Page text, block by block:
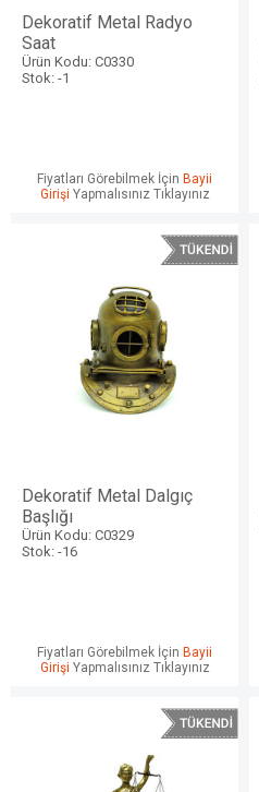
Dekoratif Metal Radyo
Saat
Ürün Kodu: C0330
Stok: -1
Fiyatları Görebilmek İçin Bayii
Girişi Yapmalısınız Tıklayınız
Dekoratif Metal Dalgıç
Başlığı
Ürün Kodu: C0329
Stok: -16
Fiyatları Görebilmek İçin Bayii
Girişi Yapmalısınız Tıklayınız